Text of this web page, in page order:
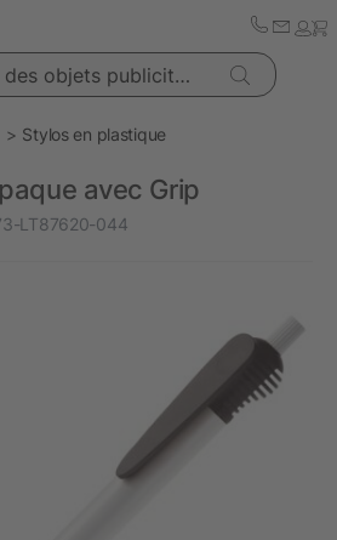
publicitaires
Stylos en plastique
avec Grip
LT87620-044